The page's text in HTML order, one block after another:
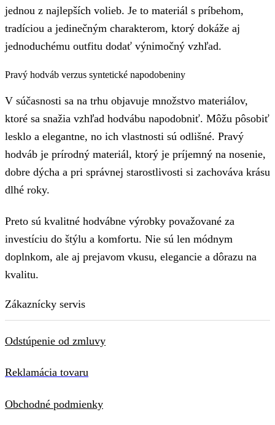
jednou z najlepších volieb. Je to materiál s príbehom,
tradíciou a jedinečným charakterom, ktorý dokáže aj
jednoduchému outfitu dodať výnimočný vzhľad.
Pravý hodváb verzus syntetické napodobeniny
V súčasnosti sa na trhu objavuje množstvo materiálov,
ktoré sa snažia vzhľad hodvábu napodobniť. Môžu pôsobiť
lesklo a elegantne, no ich vlastnosti sú odlišné. Pravý
hodváb je prírodný materiál, ktorý je príjemný na nosenie,
dobre dýcha a pri správnej starostlivosti si zachováva krásu
dlhé roky.
Preto sú kvalitné hodvábne výrobky považované za
investíciu do štýlu a komfortu. Nie sú len módnym
doplnkom, ale aj prejavom vkusu, elegancie a dôrazu na
kvalitu.
Zákaznícky servis
Odstúpenie od zmluvy
Reklamácia tovaru
Obchodné podmienky